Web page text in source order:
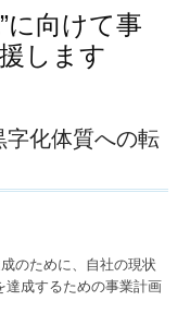
に向けて事
します
字化体質への転
のために、自社の現状
達成するための事業計画